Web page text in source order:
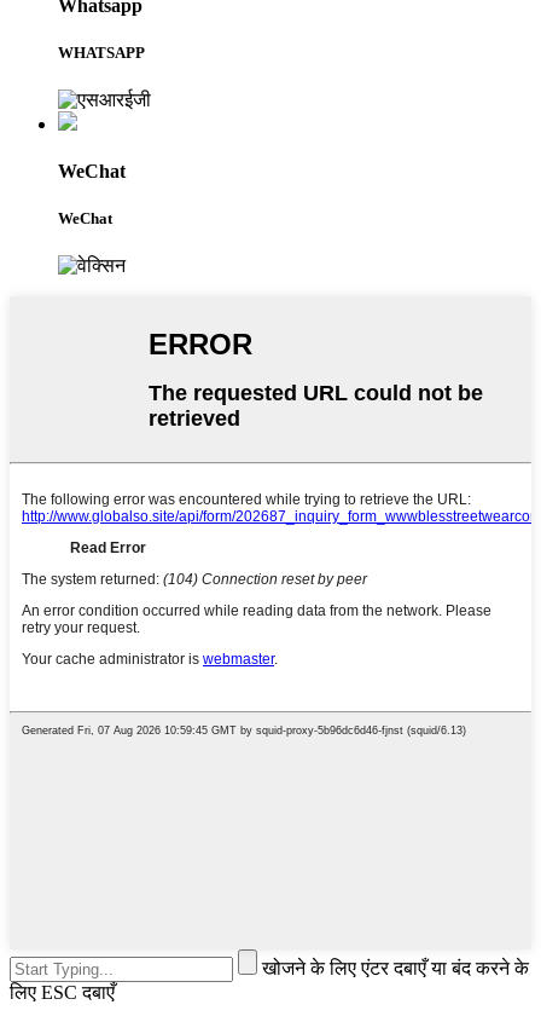
Whatsapp
WHATSAPP
WeChat
WeChat
खोजने के लिए एंटर दबाएँ या बंद करने के
लिए ESC दबाएँ